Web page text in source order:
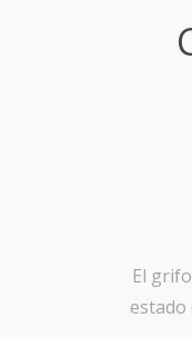
El
estado